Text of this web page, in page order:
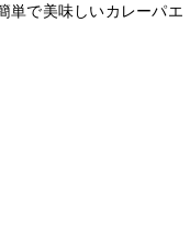
単で美味しいカレーパエ